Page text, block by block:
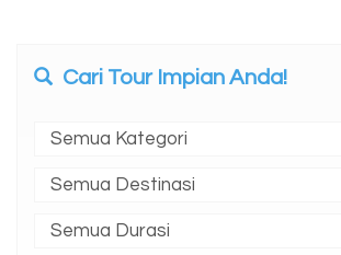
Cari Tour Impian Anda!